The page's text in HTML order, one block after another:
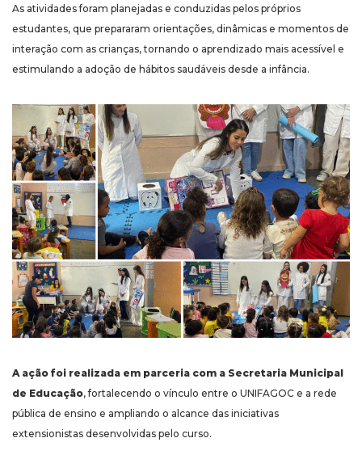
As atividades foram planejadas e conduzidas pelos próprios
estudantes, que prepararam orientações, dinâmicas e momentos de
interação com as crianças, tornando o aprendizado mais acessível e
estimulando a adoção de hábitos saudáveis desde a infância.
A ação foi realizada em parceria com a Secretaria Municipal
de Educação, fortalecendo o vínculo entre o UNIFAGOC e a rede
pública de ensino e ampliando o alcance das iniciativas
extensionistas desenvolvidas pelo curso.